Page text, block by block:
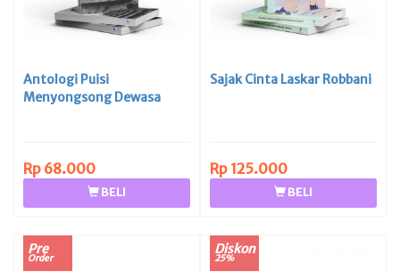
Antologi Puisi
Menyongsong Dewasa
Rp 68.000
BELI
Sajak Cinta Laskar Robbani
Rp 125.000
BELI
Pre
Order
Diskon
25%